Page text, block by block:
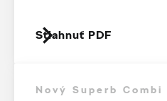
Stiahnuť PDF
Nový Superb Combi